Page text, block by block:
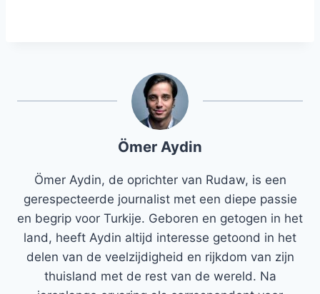
Ömer Aydin
Ömer Aydin, de oprichter van Rudaw, is een
gerespecteerde journalist met een diepe passie
en begrip voor Turkije. Geboren en getogen in het
land, heeft Aydin altijd interesse getoond in het
delen van de veelzijdigheid en rijkdom van zijn
thuisland met de rest van de wereld. Na